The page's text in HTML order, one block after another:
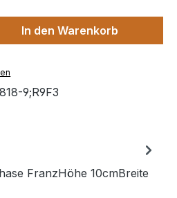
Gib den
In den Warenkorb
9;R9F3
FranzHöhe 10cmBreite